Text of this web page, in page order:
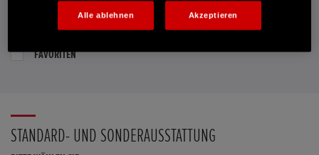
PROBEFAHRT VEREINBAREN
FAVORITEN
STANDARD- UND SONDERAUSSTATTUNG
Alle ablehnen Akzeptieren